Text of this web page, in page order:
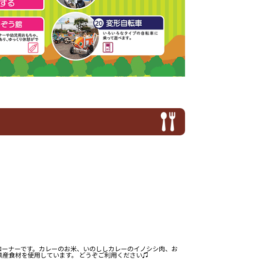
ナーです。カレーのお米、いのししカレーのイノシシ肉、お
食材を使用しています。 どうぞご利用ください♫